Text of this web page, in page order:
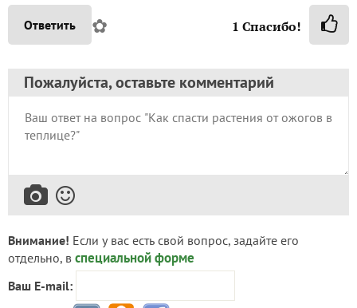
Ответить ✿ 1 Спасибо!
Пожалуйста, оставьте комментарий
Внимание! Если у вас есть свой вопрос, задайте его
отдельно, в специальной форме
Ваш E-mail: